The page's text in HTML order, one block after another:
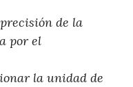
de la
por el
la unidad de